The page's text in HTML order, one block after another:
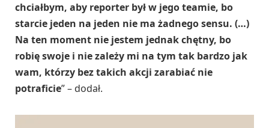
chciałbym, aby reporter był w jego teamie, bo
starcie jeden na jeden nie ma żadnego sensu. (…)
Na ten moment nie jestem jednak chętny, bo
robię swoje i nie zależy mi na tym tak bardzo jak
wam, którzy bez takich akcji zarabiać nie
potraficie” – dodał.